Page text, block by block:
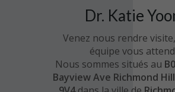
Dr. Katie
Venez nous rendre
équipe vous
Nous sommes situés au
Bayview Ave Richmond